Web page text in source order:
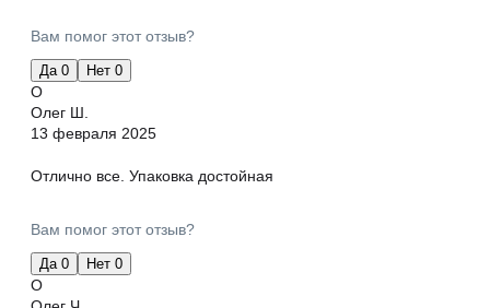
Вам помог этот отзыв?
Да 0 Нет 0
О
Олег Ш.
13 февраля 2025
Отлично все. Упаковка достойная
Вам помог этот отзыв?
Да 0 Нет 0
О